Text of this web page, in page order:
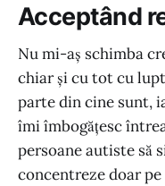
Acceptând
Nu mi-aș schimba
chiar și cu tot cu
parte din cine sunt,
îmi îmbogățesc
persoane autiste să
concentreze doar